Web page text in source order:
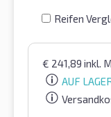
Reifen
€ 241,89 inkl.
AUF